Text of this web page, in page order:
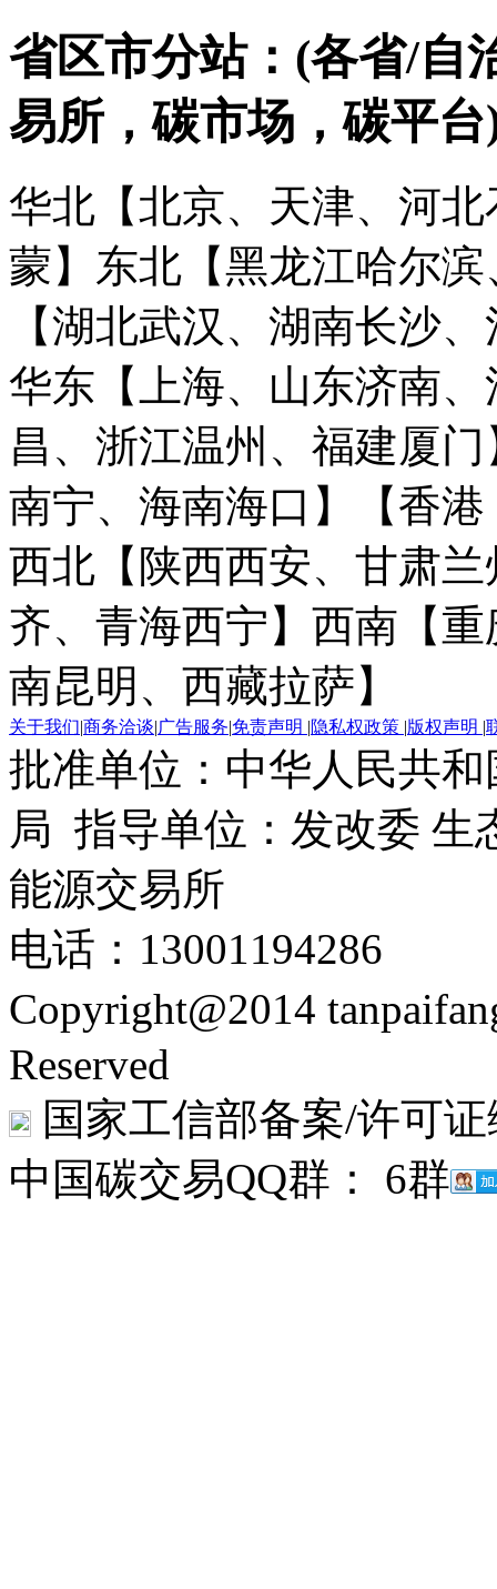
省区市分站：(各省/自
易所，碳市场，碳平台
华北【北京、天津、河
蒙】 东北【黑龙江哈尔
【湖北武汉、湖南长沙
华东【上海、山东济南
昌、浙江温州、福建厦门
南宁、海南海口】
【香
西北【陕西西安、甘肃
齐、青海西宁】 西南【
南昆明、西藏拉萨】
关于我们|商务洽谈|广告服务|免责声明 |隐私权政策 |版权声明 |
批准单位：中华人民共
局 指导单位：发改委 生
能源交易所
电话：13001194286
Copyright@2014
Reserved
国家工信部备案/许可
中国碳交易QQ群： 6群